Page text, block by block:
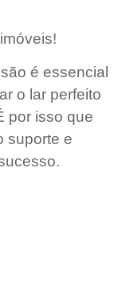
é essencial
o lar perfeito
por isso que
suporte e